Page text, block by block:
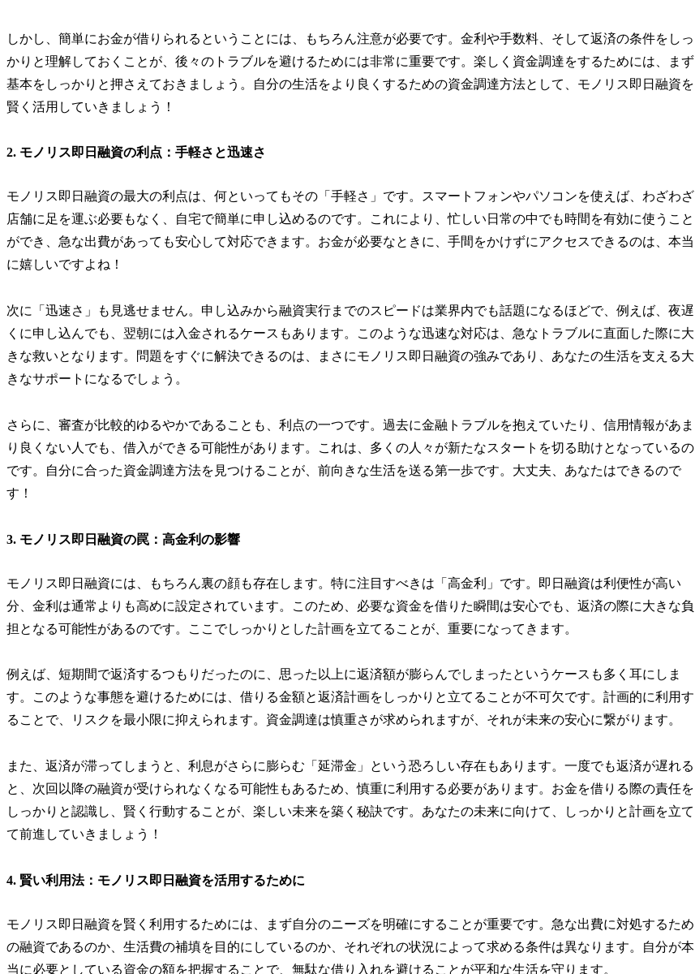
しかし、簡単にお金が借りられるということには、もちろん注意が必要です。金利や手数料、そして返済の条件をしっ
かりと理解しておくことが、後々のトラブルを避けるためには非常に重要です。楽しく資金調達をするためには、まず
基本をしっかりと押さえておきましょう。自分の生活をより良くするための資金調達方法として、モノリス即日融資を
賢く活用していきましょう！
2. モノリス即日融資の利点：手軽さと迅速さ
モノリス即日融資の最大の利点は、何といってもその「手軽さ」です。スマートフォンやパソコンを使えば、わざわざ
店舗に足を運ぶ必要もなく、自宅で簡単に申し込めるのです。これにより、忙しい日常の中でも時間を有効に使うこと
ができ、急な出費があっても安心して対応できます。お金が必要なときに、手間をかけずにアクセスできるのは、本当
に嬉しいですよね！
次に「迅速さ」も見逃せません。申し込みから融資実行までのスピードは業界内でも話題になるほどで、例えば、夜遅
くに申し込んでも、翌朝には入金されるケースもあります。このような迅速な対応は、急なトラブルに直面した際に大
きな救いとなります。問題をすぐに解決できるのは、まさにモノリス即日融資の強みであり、あなたの生活を支える大
きなサポートになるでしょう。
さらに、審査が比較的ゆるやかであることも、利点の一つです。過去に金融トラブルを抱えていたり、信用情報があま
り良くない人でも、借入ができる可能性があります。これは、多くの人々が新たなスタートを切る助けとなっているの
です。自分に合った資金調達方法を見つけることが、前向きな生活を送る第一歩です。大丈夫、あなたはできるので
す！
3. モノリス即日融資の罠：高金利の影響
モノリス即日融資には、もちろん裏の顔も存在します。特に注目すべきは「高金利」です。即日融資は利便性が高い
分、金利は通常よりも高めに設定されています。このため、必要な資金を借りた瞬間は安心でも、返済の際に大きな負
担となる可能性があるのです。ここでしっかりとした計画を立てることが、重要になってきます。
例えば、短期間で返済するつもりだったのに、思った以上に返済額が膨らんでしまったというケースも多く耳にしま
す。このような事態を避けるためには、借りる金額と返済計画をしっかりと立てることが不可欠です。計画的に利用す
ることで、リスクを最小限に抑えられます。資金調達は慎重さが求められますが、それが未来の安心に繋がります。
また、返済が滞ってしまうと、利息がさらに膨らむ「延滞金」という恐ろしい存在もあります。一度でも返済が遅れる
と、次回以降の融資が受けられなくなる可能性もあるため、慎重に利用する必要があります。お金を借りる際の責任を
しっかりと認識し、賢く行動することが、楽しい未来を築く秘訣です。あなたの未来に向けて、しっかりと計画を立て
て前進していきましょう！
4. 賢い利用法：モノリス即日融資を活用するために
モノリス即日融資を賢く利用するためには、まず自分のニーズを明確にすることが重要です。急な出費に対処するため
の融資であるのか、生活費の補填を目的にしているのか、それぞれの状況によって求める条件は異なります。自分が本
当に必要としている資金の額を把握することで、無駄な借り入れを避けることが平和な生活を守ります。